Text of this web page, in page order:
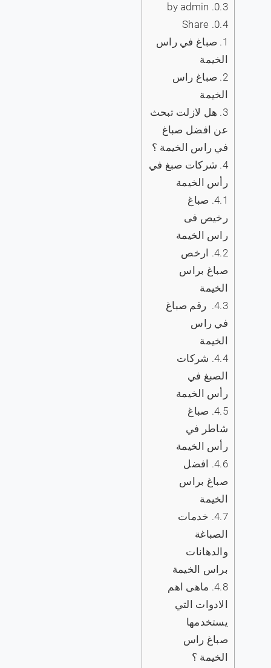
0.3.
0.4.
1. صباغ في راس
الخيمة
2. صباغ راس
الخيمة
3. هل لازلت تبحث
عن افضل صباغ
في راس الخيمة ؟
4. شركات صبغ في
رأس الخيمة
4.1. صباغ
رخيص فى
راس الخيمة
4.2.
ارخص
صباغ براس
الخيمة
4.3.
‏رقم صباغ
في راس
الخيمة
4.4. شركات
الصبغ في
رأس الخيمة
4.5. صباغ
شاطر في
رأس الخيمة
4.6.
افضل
صباغ براس
الخيمة
4.7. خدمات
الصباغة
والدهانات
براس الخيمة
4.8. ماهى اهم
الادوات التي
يستخدمها
صباغ راس
الخيمة ؟